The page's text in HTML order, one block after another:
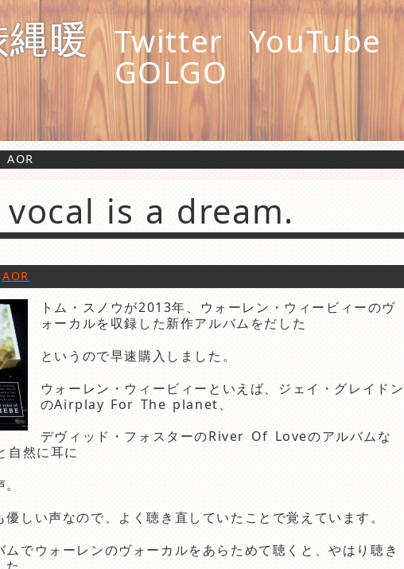
暖 Twitter YouTube
GOLGO
AOR
vocal is a dream.
AOR
トム・スノウが2013年、ウォーレン・ウィービィーのヴ
ォーカルを収録した新作アルバムをだした
というので早速購入しました。
ウォーレン・ウィービィーといえば、ジェイ・グレイドン
のAirplay For The planet、
デヴィッド・フォスターのRiver Of Loveのアルバムな
自然に耳に
しい声なので、よく聴き直していたことで覚えています。
ムでウォーレンのヴォーカルをあらためて聴くと、やはり聴き